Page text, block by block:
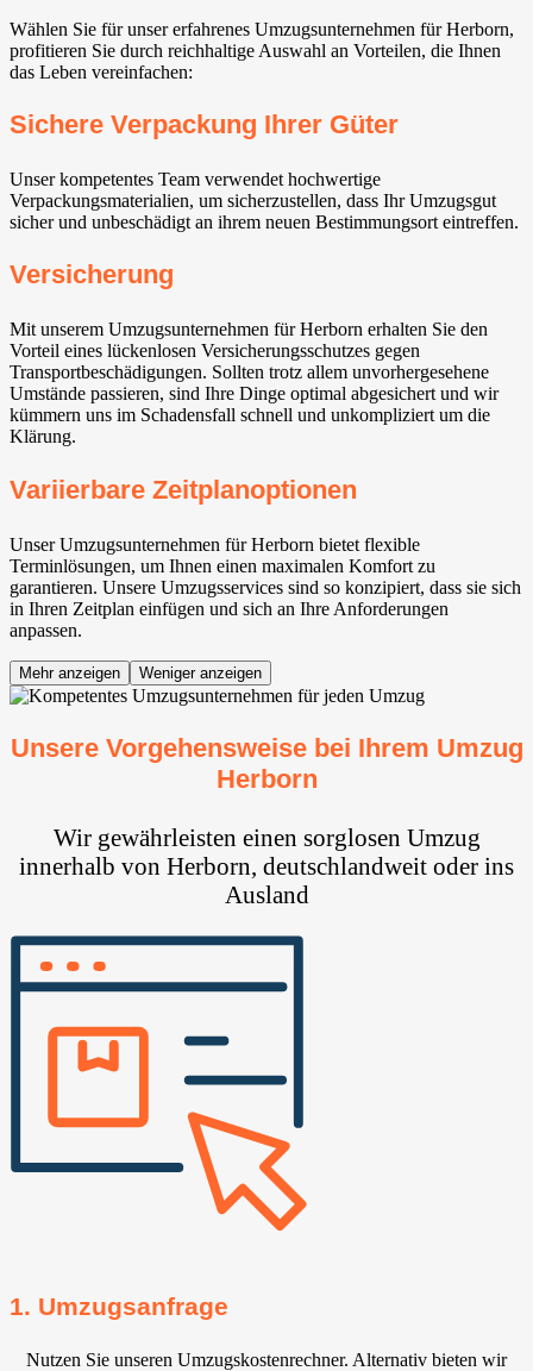
Wählen Sie für unser erfahrenes Umzugsunternehmen für Herborn,
profitieren Sie durch reichhaltige Auswahl an Vorteilen, die Ihnen
das Leben vereinfachen:
Sichere Verpackung Ihrer Güter
Unser kompetentes Team verwendet hochwertige
Verpackungsmaterialien, um sicherzustellen, dass Ihr Umzugsgut
sicher und unbeschädigt an ihrem neuen Bestimmungsort eintreffen.
Versicherung
Mit unserem Umzugsunternehmen für Herborn erhalten Sie den
Vorteil eines lückenlosen Versicherungsschutzes gegen
Transportbeschädigungen. Sollten trotz allem unvorhergesehene
Umstände passieren, sind Ihre Dinge optimal abgesichert und wir
kümmern uns im Schadensfall schnell und unkompliziert um die
Klärung.
Variierbare Zeitplanoptionen
Unser Umzugsunternehmen für Herborn bietet flexible
Terminlösungen, um Ihnen einen maximalen Komfort zu
garantieren. Unsere Umzugsservices sind so konzipiert, dass sie sich
in Ihren Zeitplan einfügen und sich an Ihre Anforderungen
anpassen.
Mehr anzeigen Weniger anzeigen
Unsere Vorgehensweise bei Ihrem Umzug
Herborn
Wir gewährleisten einen sorglosen Umzug
innerhalb von Herborn, deutschlandweit oder ins
Ausland
1. Umzugsanfrage
Nutzen Sie unseren Umzugskostenrechner. Alternativ bieten wir